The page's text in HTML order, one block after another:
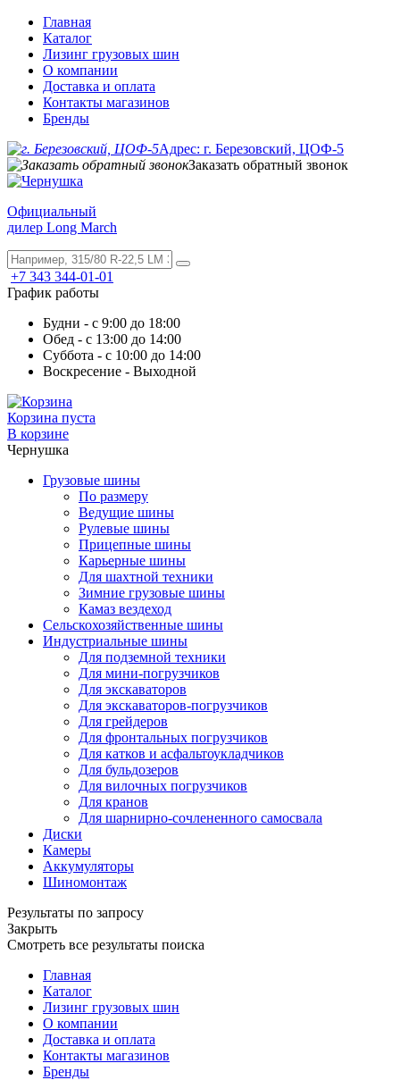
Главная
Каталог
Лизинг грузовых шин
О компании
Доставка и оплата
Контакты магазинов
Бренды
Адрес: г. Березовский, ЦОФ-5
Заказать обратный звонок
Официальный
дилер Long March
+7 343 344-01-01
График работы
Будни - с 9:00 до 18:00
Обед - с 13:00 до 14:00
Суббота - с 10:00 до 14:00
Воскресение - Выходной
Корзина пуста
В корзине
Чернушка
Грузовые шины
По размеру
Ведущие шины
Рулевые шины
Прицепные шины
Карьерные шины
Для шахтной техники
Зимние грузовые шины
Камаз вездеход
Сельскохозяйственные шины
Индустриальные шины
Для подземной техники
Для мини-погрузчиков
Для экскаваторов
Для экскаваторов-погрузчиков
Для грейдеров
Для фронтальных погрузчиков
Для катков и асфальтоукладчиков
Для бульдозеров
Для вилочных погрузчиков
Для кранов
Для шарнирно-сочлененного самосвала
Диски
Камеры
Аккумуляторы
Шиномонтаж
Результаты по запросу
Закрыть
Смотреть все результаты поиска
Главная
Каталог
Лизинг грузовых шин
О компании
Доставка и оплата
Контакты магазинов
Бренды